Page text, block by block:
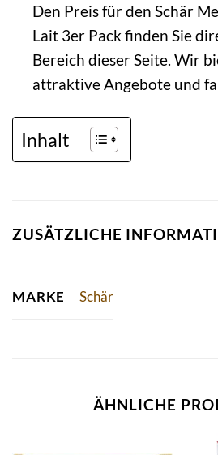
Den Preis für den Schär
Lait 3er Pack finden Sie
Bereich dieser Seite. Wir
attraktive Angebote und
Inhalt
ZUSÄTZLICHE
MARKE Schär
ÄHNLICHE